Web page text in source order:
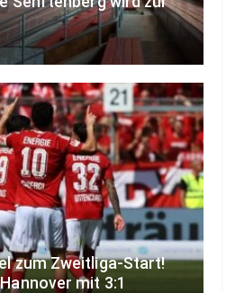
zum Zweitliga-Start!
mit 3:1